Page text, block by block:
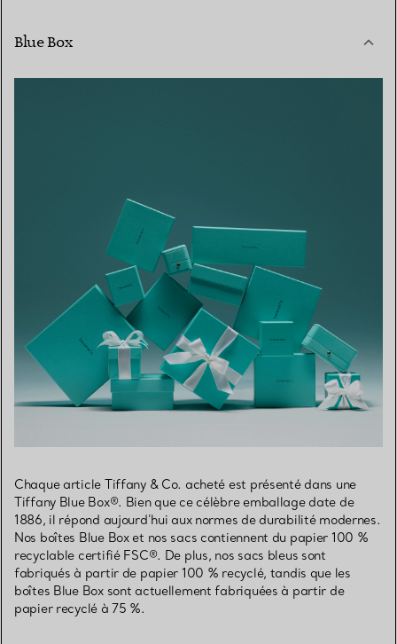
Blue Box
Chaque article Tiffany & Co. acheté est présenté dans une
Tiffany Blue Box®. Bien que ce célèbre emballage date de
1886, il répond aujourd’hui aux normes de durabilité modernes.
Nos boîtes Blue Box et nos sacs contiennent du papier 100 %
recyclable certifié FSC®. De plus, nos sacs bleus sont
fabriqués à partir de papier 100 % recyclé, tandis que les
boîtes Blue Box sont actuellement fabriquées à partir de
papier recyclé à 75 %.